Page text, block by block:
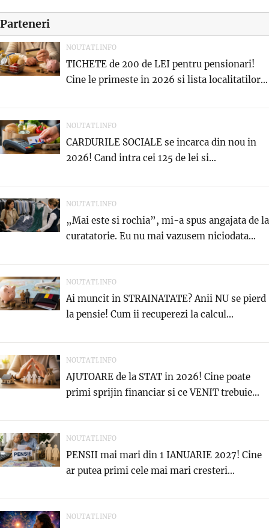
Parteneri
NOUTATI.INFO
TICHETE de 200 de LEI pentru pensionari!
Cine le primeste in 2026 si lista localitatilor...
NOUTATI.INFO
CARDURILE SOCIALE se incarca din nou in
2026! Cand intra cei 125 de lei si...
NOUTATI.INFO
„Mai este si rochia”, mi-a spus angajata de la
curatatorie. Eu nu mai vazusem niciodata...
NOUTATI.INFO
Ai muncit in STRAINATATE? Anii NU se pierd
la pensie! Cum ii recuperezi la calcul...
NOUTATI.INFO
AJUTOARE de la STAT in 2026! Cine poate
primi sprijin financiar si ce VENIT trebuie...
NOUTATI.INFO
PENSII mai mari din 1 IANUARIE 2027! Cine
ar putea primi cele mai mari cresteri...
NOUTATI.INFO